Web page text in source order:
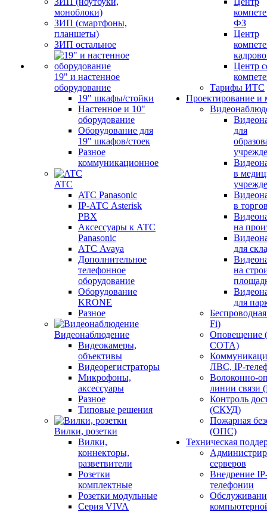
моноблоки)
ЗИП (смартфоны,
планшеты)
ЗИП остальное
19" и настенное
оборудование
19" шкафы/стойки
Настенное и 10"
оборудование
Оборудование для
19" шкафов/стоек
Разное
коммуникационное
ATC
ATC Panasonic
IP-АТС Asterisk
PBX
Аксессуары к АТС
Panasonic
АТС Avaya
Дополнительное
телефонное
оборудование
Оборудование
KRONE
Разное
Видеонаблюдение
Видеокамеры,
объективы
Видеорегистраторы
Микрофоны,
аксессуары
Разное
Типовые решения
Вилки, розетки
Вилки,
коннекторы,
разветвители
Розетки
комплектные
Розетки модульные
Серия VIVA
ФЗ
Центр
Центр
Тарифы ИТС
Проектирование и
для
в
в
на
для
на
для
Fi)
СОТА)
ЛВС, IP-
Волоконно-
линии
Контроль
(СКУД)
Пожарная
(ОПС)
Техническая
серверов
Внедрение
телефонии